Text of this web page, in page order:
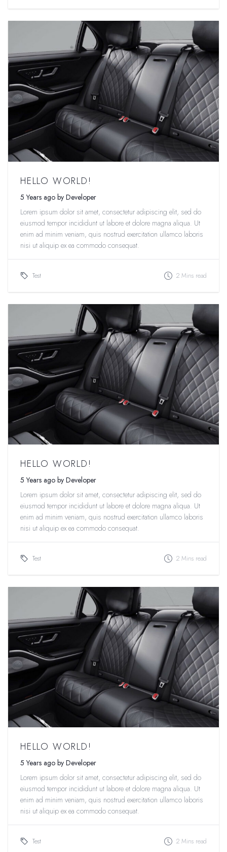
HELLO WORLD!
5 Years ago by Developer
Lorem ipsum dolor sit amet, consectetur adipiscing elit, sed do
eiusmod tempor incididunt ut labore et dolore magna aliqua. Ut
enim ad minim veniam, quis nostrud exercitation ullamco laboris
nisi ut aliquip ex ea commodo consequat.
Test 2 Mins read
HELLO WORLD!
5 Years ago by Developer
Lorem ipsum dolor sit amet, consectetur adipiscing elit, sed do
eiusmod tempor incididunt ut labore et dolore magna aliqua. Ut
enim ad minim veniam, quis nostrud exercitation ullamco laboris
nisi ut aliquip ex ea commodo consequat.
Test 2 Mins read
HELLO WORLD!
5 Years ago by Developer
Lorem ipsum dolor sit amet, consectetur adipiscing elit, sed do
eiusmod tempor incididunt ut labore et dolore magna aliqua. Ut
enim ad minim veniam, quis nostrud exercitation ullamco laboris
nisi ut aliquip ex ea commodo consequat.
Test 2 Mins read